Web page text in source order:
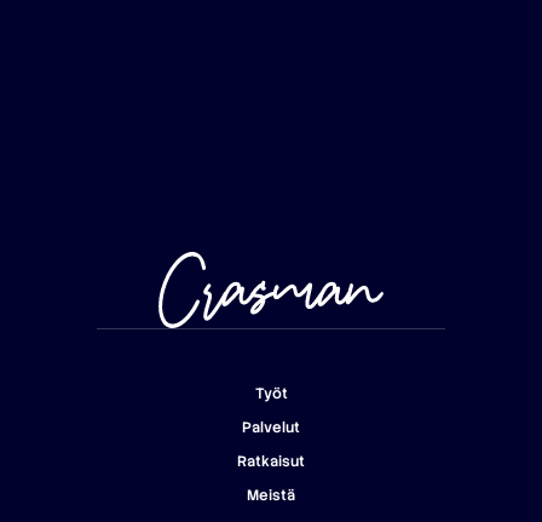
Työt
Työt
Palvelut
Palvelut
Ratkaisut
Meistä